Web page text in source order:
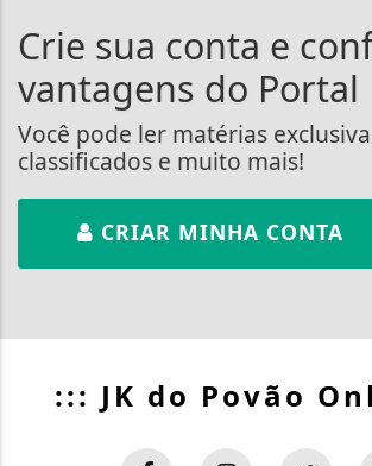
Crie sua conta e
vantagens do Portal
Você pode ler matérias
classificados e muito mais!
CRIAR MINHA CONTA
::: JK do Povão